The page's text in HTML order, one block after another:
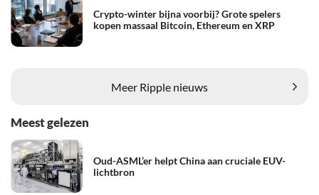
Crypto-winter bijna voorbij? Grote spelers
kopen massaal Bitcoin, Ethereum en XRP
Meer Ripple nieuws
Meest gelezen
Oud-ASML’er helpt China aan cruciale EUV-
lichtbron